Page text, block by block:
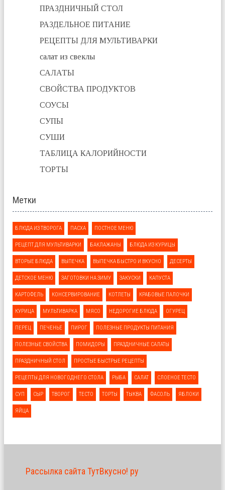
ПРАЗДНИЧНЫЙ СТОЛ
РАЗДЕЛЬНОЕ ПИТАНИЕ
РЕЦЕПТЫ ДЛЯ МУЛЬТИВАРКИ
салат из свеклы
САЛАТЫ
СВОЙСТВА ПРОДУКТОВ
СОУСЫ
СУПЫ
СУШИ
ТАБЛИЦА КАЛОРИЙНОСТИ
ТОРТЫ
Метки
БЛЮДА ИЗ ТВОРОГА ПАСХА ПОСТНОЕ МЕНЮ
РЕЦЕПТ ДЛЯ МУЛЬТИВАРКИ БАКЛАЖАНЫ БЛЮДА ИЗ КУРИЦЫ
ВТОРЫЕ БЛЮДА ВЫПЕЧКА ВЫПЕЧКА БЫСТРО И ВКУСНО ДЕСЕРТЫ
ДЕТСКОЕ МЕНЮ ЗАГОТОВКИ НА ЗИМУ ЗАКУСКИ КАПУСТА
КАРТОФЕЛЬ КОНСЕРВИРОВАНИЕ КОТЛЕТЫ КРАБОВЫЕ ПАЛОЧКИ
КУРИЦА МУЛЬТИВАРКА МЯСО НЕДОРОГИЕ БЛЮДА ОГУРЕЦ
ПЕРЕЦ ПЕЧЕНЬЕ ПИРОГ ПОЛЕЗНЫЕ ПРОДУКТЫ ПИТАНИЯ
ПОЛЕЗНЫЕ СВОЙСТВА ПОМИДОРЫ ПРАЗДНИЧНЫЕ САЛАТЫ
ПРАЗДНИЧНЫЙ СТОЛ ПРОСТЫЕ БЫСТРЫЕ РЕЦЕПТЫ
РЕЦЕПТЫ ДЛЯ НОВОГОДНЕГО СТОЛА РЫБА САЛАТ СЛОЕНОЕ ТЕСТО
СУП СЫР ТВОРОГ ТЕСТО ТОРТЫ ТЫКВА ФАСОЛЬ ЯБЛОКИ
ЯЙЦА
Рассылка сайта ТутВкусно! ру